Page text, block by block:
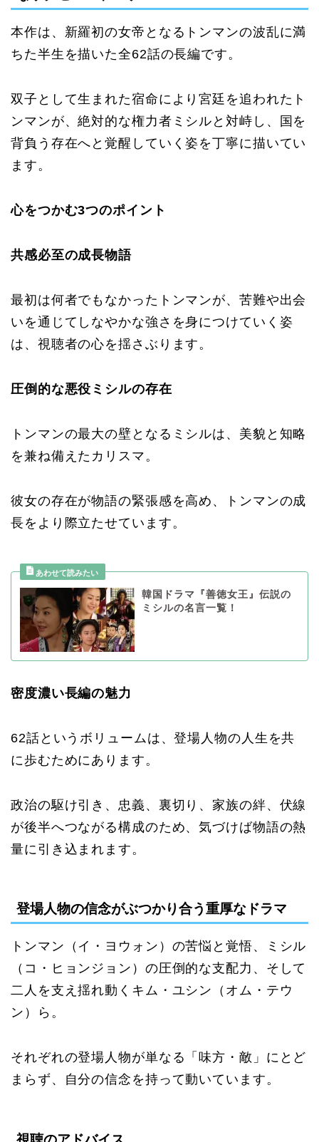
本作は、新羅初の女帝となるトンマンの波乱に満
ちた半生を描いた全62話の長編です。
双子として生まれた宿命により宮廷を追われたト
ンマンが、絶対的な権力者ミシルと対峙し、国を
背負う存在へと覚醒していく姿を丁寧に描いてい
ます。
心をつかむ3つのポイント
共感必至の成長物語
最初は何者でもなかったトンマンが、苦難や出会
いを通じてしなやかな強さを身につけていく姿
は、視聴者の心を揺さぶります。
圧倒的な悪役ミシルの存在
トンマンの最大の壁となるミシルは、美貌と知略
を兼ね備えたカリスマ。
彼女の存在が物語の緊張感を高め、トンマンの成
長をより際立たせています。
韓国ドラマ『善徳女王』伝説の
ミシルの名言一覧！
密度濃い長編の魅力
62話というボリュームは、登場人物の人生を共
に歩むためにあります。
政治の駆け引き、忠義、裏切り、家族の絆、伏線
が後半へつながる構成のため、気づけば物語の熱
量に引き込まれます。
登場人物の信念がぶつかり合う重厚なドラマ
トンマン（イ・ヨウォン）の苦悩と覚悟、ミシル
（コ・ヒョンジョン）の圧倒的な支配力、そして
二人を支え揺れ動くキム・ユシン（オム・テウ
ン）ら。
それぞれの登場人物が単なる「味方・敵」にとど
まらず、自分の信念を持って動いています。